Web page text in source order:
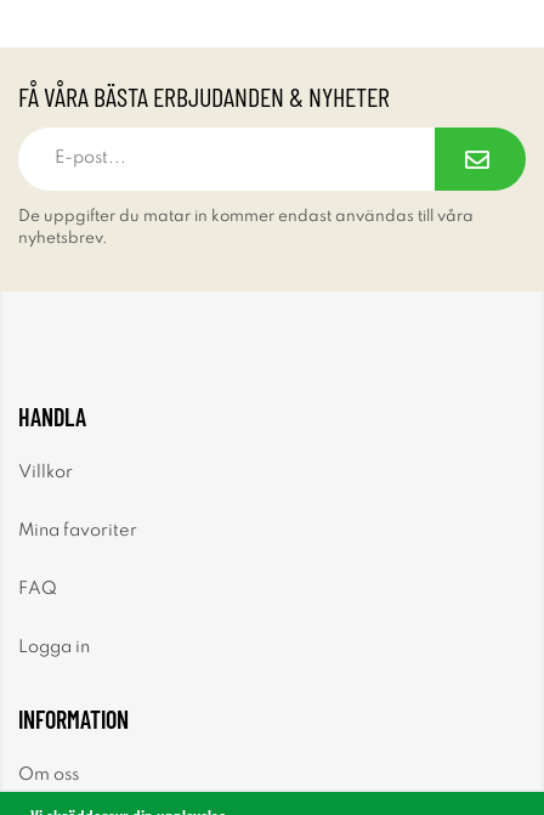
FÅ VÅRA BÄSTA ERBJUDANDEN & NYHETER
De uppgifter du matar in kommer endast användas till våra
nyhetsbrev.
HANDLA
Villkor
Mina favoriter
FAQ
Logga in
INFORMATION
Om oss